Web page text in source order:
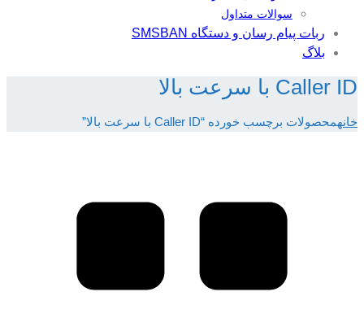
سوالات متداول
ربات پیام رسان و دستگاه SMSBAN
بلاگ
Caller ID با سرعت بالا
خانهمحصولات برچسب خورده “Caller ID با سرعت بالا”